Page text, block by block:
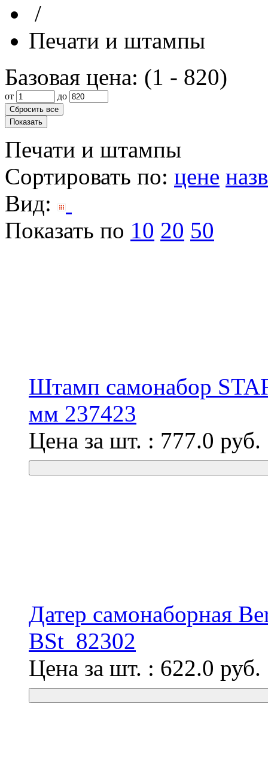
/
Печати и штампы
Базовая цена: (1 - 820)
от до
Печати и штампы
Сортировать по: цене
Вид:
Показать по 10 20 50
Штамп самонабор
мм 237423
Цена за шт. : 777.0 руб.
Датер самонаборная
BSt_82302
Цена за шт. : 622.0 руб.